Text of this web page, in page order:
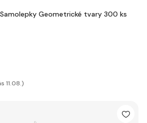
Geometrické tvary 300 ks
11.08.)